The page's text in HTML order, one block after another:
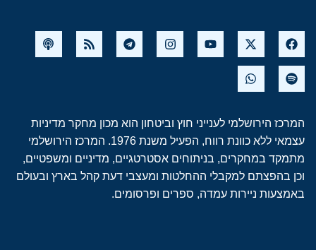
המרכז הירושלמי לענייני חוץ וביטחון הוא מכון מחקר מדיניות
עצמאי ללא כוונת רווח, הפעיל משנת 1976. המרכז הירושלמי
מתמקד במחקרים, בניתוחים אסטרטגיים, מדיניים ומשפטיים,
וכן בהפצתם למקבלי ההחלטות ומעצבי דעת קהל בארץ ובעולם
באמצעות ניירות עמדה, ספרים ופרסומים.